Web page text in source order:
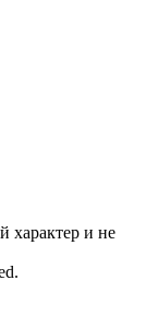
характер и не